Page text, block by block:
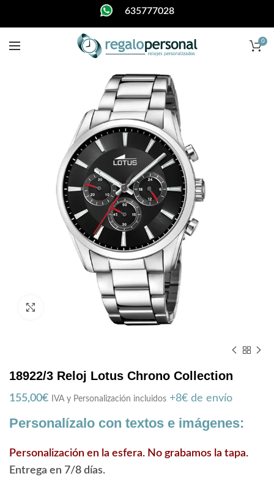
635777028
0
18922/3 Reloj Lotus Chrono Collection
155,00€ IVA y Personalización incluidos +8€ de envío
Personalízalo con textos e imágenes:
Personalización en la esfera. No grabamos la tapa.
Entrega en 7/8 días.